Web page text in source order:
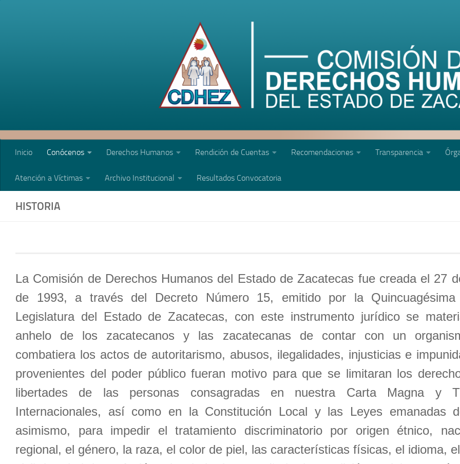
Inicio Conócenos Derechos Humanos Rendición de Cuentas Recomendaciones Transparencia
Atención a Víctimas Archivo Institucional Resultados Convocatoria
HISTORIA
La Comisión de Derechos Humanos del Estado de Zacatecas fue creada el 27
de 1993, a través del Decreto Número 15, emitido por la Quincuagésima
Legislatura del Estado de Zacatecas, con este instrumento jurídico se
anhelo de los zacatecanos y las zacatecanas de contar con un
combatiera los actos de autoritarismo, abusos, ilegalidades, injusticias e
provenientes del poder público fueran motivo para que se limitaran los
libertades de las personas consagradas en nuestra Carta Magna y
Internacionales, así como en la Constitución Local y las Leyes emanadas
asimismo, para impedir el tratamiento discriminatorio por origen étnico,
regional, el género, la raza, el color de piel, las características físicas, el idioma,